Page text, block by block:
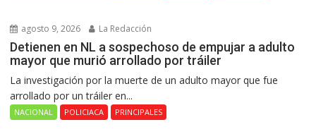
agosto 9, 2026 La Redacción
Detienen en NL a sospechoso de empujar a adulto
mayor que murió arrollado por tráiler
La investigación por la muerte de un adulto mayor que fue
arrollado por un tráiler en...
NACIONAL POLICIACA PRINCIPALES